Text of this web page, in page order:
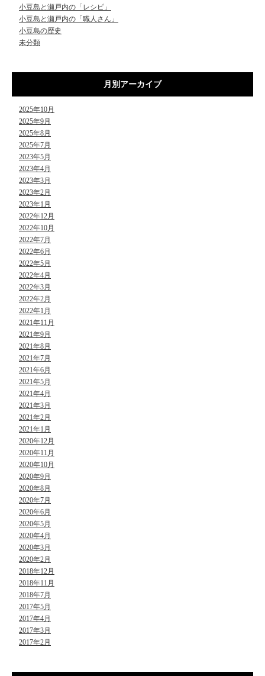
小豆島と瀬戸内の「レシピ」
小豆島と瀬戸内の「職人さん」
小豆島の歴史
未分類
月別アーカイブ
2025年10月
2025年9月
2025年8月
2025年7月
2023年5月
2023年4月
2023年3月
2023年2月
2023年1月
2022年12月
2022年10月
2022年7月
2022年6月
2022年5月
2022年4月
2022年3月
2022年2月
2022年1月
2021年11月
2021年9月
2021年8月
2021年7月
2021年6月
2021年5月
2021年4月
2021年3月
2021年2月
2021年1月
2020年12月
2020年11月
2020年10月
2020年9月
2020年8月
2020年7月
2020年6月
2020年5月
2020年4月
2020年3月
2020年2月
2018年12月
2018年11月
2018年7月
2017年5月
2017年4月
2017年3月
2017年2月